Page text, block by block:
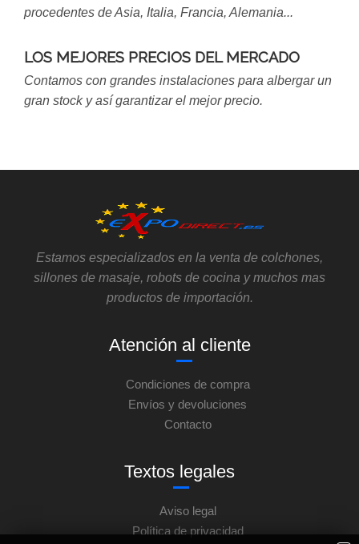
procedentes de Asia, Italia, Francia, Alemania...
LOS MEJORES PRECIOS DEL MERCADO
Contamos con grandes instalaciones para albergar un
gran stock y así garantizar el mejor precio.
Estamos especializados en la venta de colchones,
sillones de masaje, robots de cocina y muchos mas
productos de importación.
Atención al cliente
Condiciones de compra
Envíos y devoluciones
Contacto
Textos legales
Aviso legal
Política de privacidad